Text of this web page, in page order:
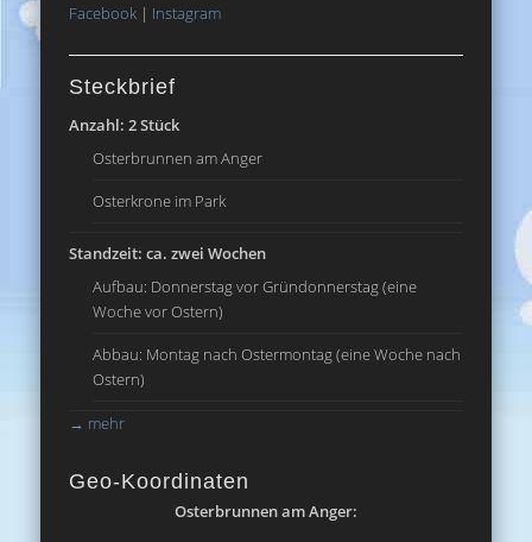
Facebook | Instagram
Steckbrief
Anzahl: 2 Stück
Osterbrunnen am Anger
Osterkrone im Park
Standzeit: ca. zwei Wochen
Aufbau: Donnerstag vor Gründonnerstag (eine
Woche vor Ostern)
Abbau: Montag nach Ostermontag (eine Woche nach
Ostern)
→ mehr
Geo-Koordinaten
Osterbrunnen am Anger: